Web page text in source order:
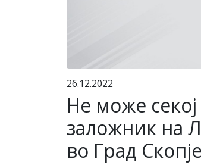
26.12.2022
Не може
заложник на
во Град Скопје